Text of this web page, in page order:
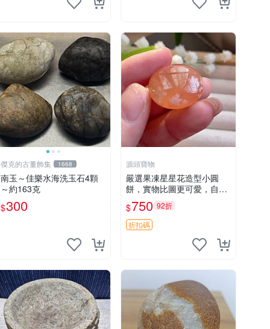
傑克的古董飾集 1668
南玉～佳樂水海洗玉石4顆
～約163克
$300
源頭寶物
嚴選果凍星星花造型小圓
餅，實物比圖更可愛，自助
享用更方便 小圓餅 果凍 星
星花
$750 92折
折扣碼